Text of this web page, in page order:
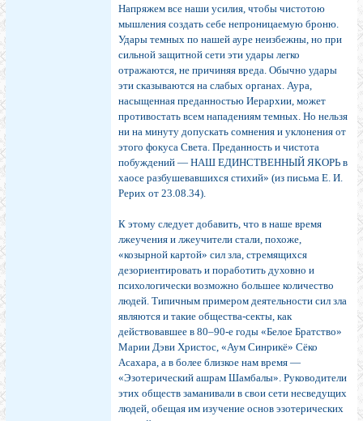
Напряжем все наши усилия, чтобы чистотою
мышления создать себе непроницаемую броню.
Удары темных по нашей ауре неизбежны, но при
сильной защитной сети эти удары легко
отражаются, не причиняя вреда. Обычно удары
эти сказываются на слабых органах. Аура,
насыщенная преданностью Иерархии, может
противостать всем нападениям темных. Но нельзя
ни на минуту допускать сомнения и уклонения от
этого фокуса Света. Преданность и чистота
побуждений — НАШ ЕДИНСТВЕННЫЙ ЯКОРЬ в
хаосе разбушевавшихся стихий» (из письма Е. И.
Рерих от 23.08.34).
К этому следует добавить, что в наше время
лжеучения и лжеучители стали, похоже,
«козырной картой» сил зла, стремящихся
дезориентировать и поработить духовно и
психологически возможно большее количество
людей. Типичным примером деятельности сил зла
являются и такие общества-секты, как
действовавшее в 80–90-е годы «Белое Братство»
Марии Дэви Христос, «Аум Синрикё» Сёко
Асахара, а в более близкое нам время —
«Эзотерический ашрам Шамбалы». Руководители
этих обществ заманивали в свои сети несведущих
людей, обещая им изучение основ эзотерических